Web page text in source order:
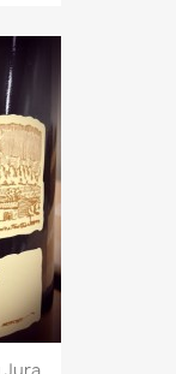
Jura